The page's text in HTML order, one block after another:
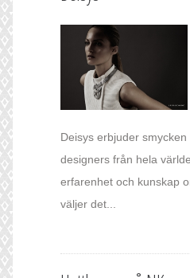
Deisys erbjuder smycken
designers från hela
erfarenhet och kunskap
väljer det...